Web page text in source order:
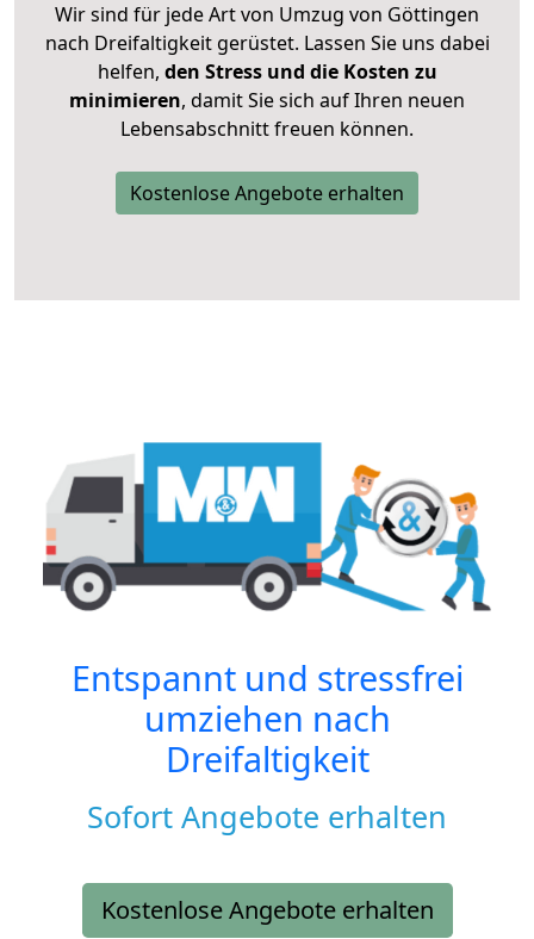
Wir sind für jede Art von Umzug von Göttingen
nach Dreifaltigkeit gerüstet. Lassen Sie uns dabei
helfen, den Stress und die Kosten zu
minimieren, damit Sie sich auf Ihren neuen
Lebensabschnitt freuen können.
Kostenlose Angebote erhalten
Entspannt und stressfrei
umziehen nach
Dreifaltigkeit
Sofort Angebote erhalten
Kostenlose Angebote erhalten